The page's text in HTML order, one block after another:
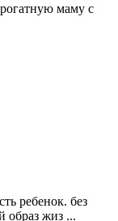
маму с
ребенок. без
образ жиз ...